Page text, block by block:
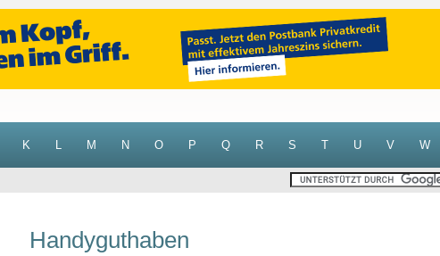
K L M N O P Q R S T U V W
Handyguthaben